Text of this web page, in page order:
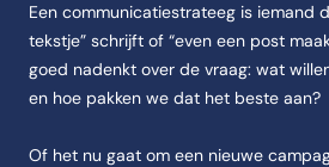
Een communicatiestrateeg is iemand
tekstje” schrijft of “even een post
goed nadenkt over de vraag: wat
en hoe pakken we dat het beste aan?
Of het nu gaat om een nieuwe